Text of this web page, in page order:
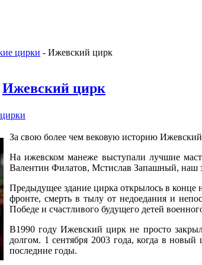
цирки - Ижевский цирк
Ижевский цирк
За свою более чем вековую историю
На ижевском манеже выступали лучшие
Валентин Филатов, Мстислав Запашный, наш
Предыдущее здание цирка открылось в конце
фронте, смерть в тылу от недоедания и
Победе и счастливого будущего детей
В1990 году Ижевский цирк не просто
долгом. 1 сентября 2003 года, когда в
последние годы.